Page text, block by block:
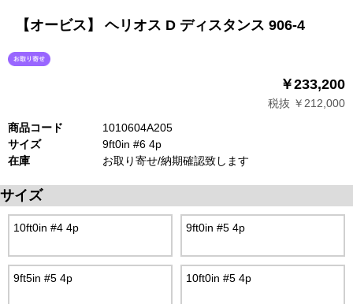
【オービス】 ヘリオス D ディスタンス 906-4
￥233,200
税抜 ￥212,000
商品コード
1010604A205
サイズ
9ft0in #6 4p
在庫
お取り寄せ/納期確認致します
サイズ
10ft0in #4 4p 9ft0in #5 4p
9ft5in #5 4p 10ft0in #5 4p